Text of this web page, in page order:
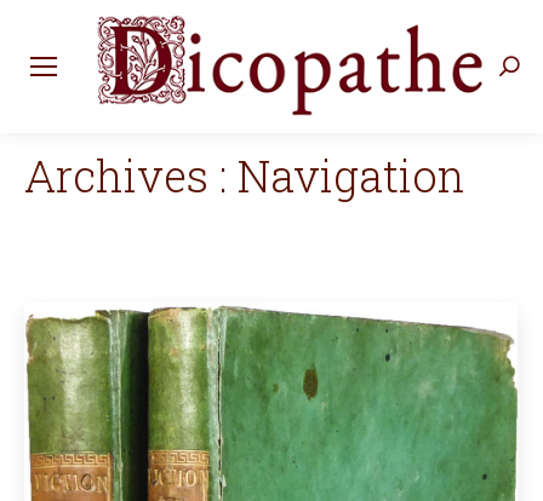
Archives : Navigation